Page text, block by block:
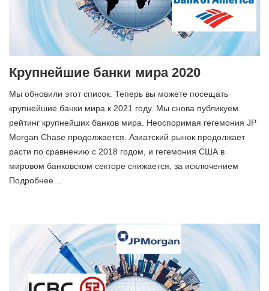
Крупнейшие банки мира 2020
Мы обновили этот список. Теперь вы можете посещать
крупнейшие банки мира к 2021 году. Мы снова публикуем
рейтинг крупнейших банков мира. Неоспоримая гегемония JP
Morgan Chase продолжается. Азиатский рынок продолжает
расти по сравнению с 2018 годом, и гегемония США в
мировом банковском секторе снижается, за исключением
Подробнее…